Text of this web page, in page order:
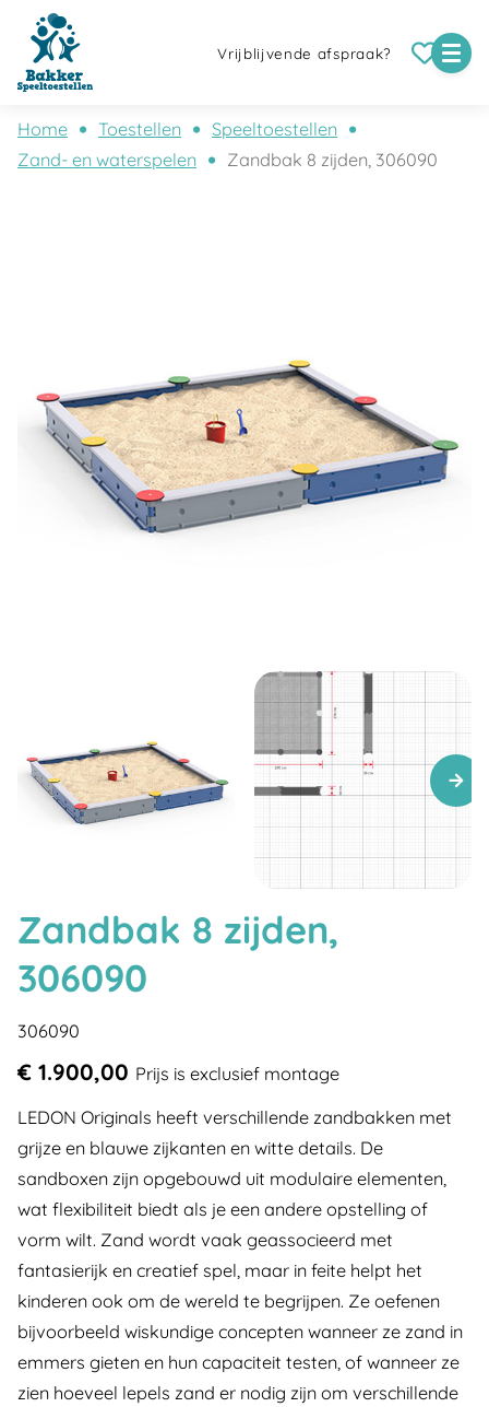
Vrijblijvende afspraak?
Home Toestellen
Speeltoestellen
Zand- en waterspelen
Zandbak 8 zijden, 306090
Zandbak 8 zijden,
306090
306090
€ 1.900,00 Prijs is exclusief montage
LEDON Originals heeft verschillende zandbakken met
grijze en blauwe zijkanten en witte details. De
sandboxen zijn opgebouwd uit modulaire elementen,
wat flexibiliteit biedt als je een andere opstelling of
vorm wilt. Zand wordt vaak geassocieerd met
fantasierijk en creatief spel, maar in feite helpt het
kinderen ook om de wereld te begrijpen. Ze oefenen
bijvoorbeeld wiskundige concepten wanneer ze zand in
emmers gieten en hun capaciteit testen, of wanneer ze
zien hoeveel lepels zand er nodig zijn om verschillende